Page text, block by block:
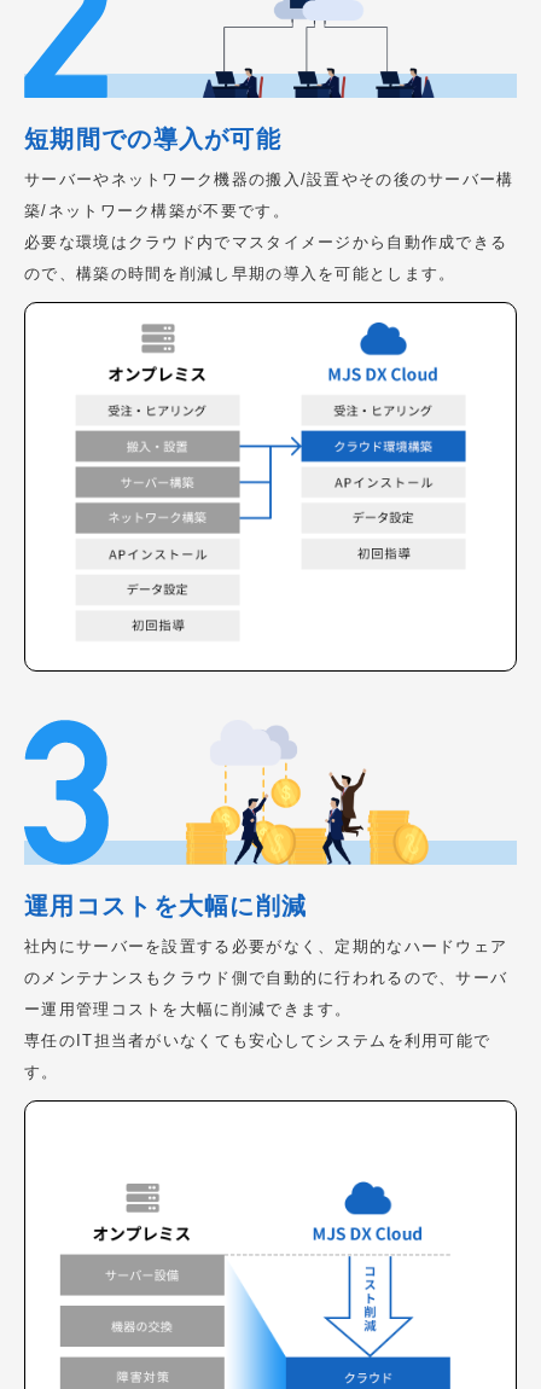
短期間での導入が可能
サーバーやネットワーク機器の搬入/設置やその後のサーバー構
築/ネットワーク構築が不要です。
必要な環境はクラウド内でマスタイメージから自動作成できる
ので、構築の時間を削減し早期の導入を可能とします。
運用コストを大幅に削減
社内にサーバーを設置する必要がなく、定期的なハードウェア
のメンテナンスもクラウド側で自動的に行われるので、サーバ
ー運用管理コストを大幅に削減できます。
専任のIT担当者がいなくても安心してシステムを利用可能で
す。